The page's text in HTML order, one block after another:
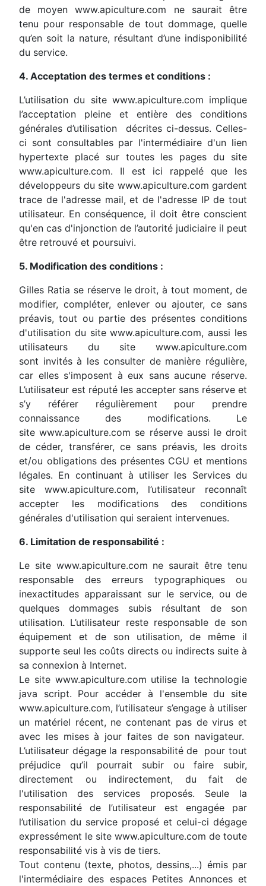
de moyen www.apiculture.com ne saurait être
tenu pour responsable de tout dommage, quelle
qu’en soit la nature, résultant d’une indisponibilité
du service.
4. Acceptation des termes et conditions :
L’utilisation du site www.apiculture.com implique
l’acceptation pleine et entière des conditions
générales d’utilisation décrites ci-dessus. Celles-
ci sont consultables par l'intermédiaire d'un lien
hypertexte placé sur toutes les pages du site
www.apiculture.com. Il est ici rappelé que les
développeurs du site www.apiculture.com gardent
trace de l'adresse mail, et de l'adresse IP de tout
utilisateur. En conséquence, il doit être conscient
qu'en cas d'injonction de l’autorité judiciaire il peut
être retrouvé et poursuivi.
5. Modification des conditions :
Gilles Ratia se réserve le droit, à tout moment, de
modifier, compléter, enlever ou ajouter, ce sans
préavis, tout ou partie des présentes conditions
d'utilisation du site www.apiculture.com, aussi les
utilisateurs du site www.apiculture.com
sont invités à les consulter de manière régulière,
car elles s'imposent à eux sans aucune réserve.
L’utilisateur est réputé les accepter sans réserve et
s’y référer régulièrement pour prendre
connaissance des modifications. Le
site www.apiculture.com se réserve aussi le droit
de céder, transférer, ce sans préavis, les droits
et/ou obligations des présentes CGU et mentions
légales. En continuant à utiliser les Services du
site www.apiculture.com, l’utilisateur reconnaît
accepter les modifications des conditions
générales d'utilisation qui seraient intervenues.
6. Limitation de responsabilité :
Le site www.apiculture.com ne saurait être tenu
responsable des erreurs typographiques ou
inexactitudes apparaissant sur le service, ou de
quelques dommages subis résultant de son
utilisation. L’utilisateur reste responsable de son
équipement et de son utilisation, de même il
supporte seul les coûts directs ou indirects suite à
sa connexion à Internet.
Le site www.apiculture.com utilise la technologie
java script. Pour accéder à l'ensemble du site
www.apiculture.com, l’utilisateur s’engage à utiliser
un matériel récent, ne contenant pas de virus et
avec les mises à jour faites de son navigateur.
L’utilisateur dégage la responsabilité de pour tout
préjudice qu’il pourrait subir ou faire subir,
directement ou indirectement, du fait de
l'utilisation des services proposés. Seule la
responsabilité de l’utilisateur est engagée par
l’utilisation du service proposé et celui-ci dégage
expressément le site www.apiculture.com de toute
responsabilité vis à vis de tiers.
Tout contenu (texte, photos, dessins,...) émis par
l'intermédiaire des espaces Petites Annonces et